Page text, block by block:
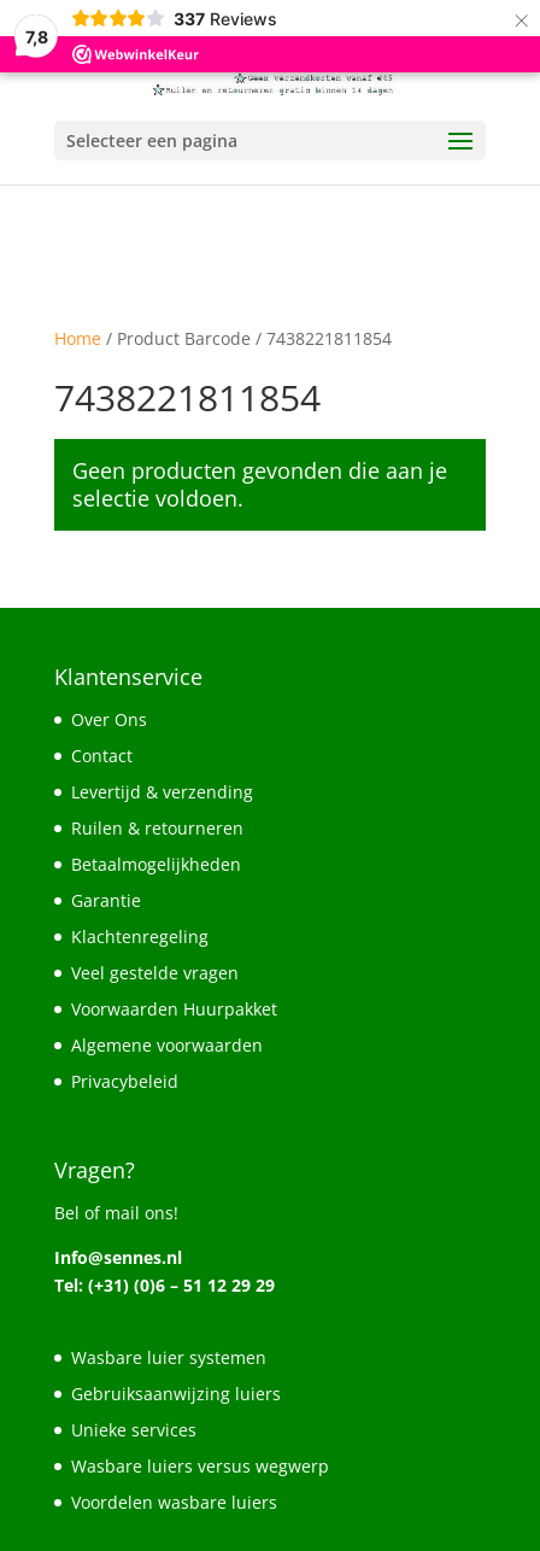
7,8
337 Reviews ×
Selecteer een pagina
Home/ Product Barcode / 7438221811854
7438221811854
Geen producten gevonden die aan je
selectie voldoen.
Klantenservice
Over Ons
Contact
Levertijd & verzending
Ruilen & retourneren
Betaalmogelijkheden
Garantie
Klachtenregeling
Veel gestelde vragen
Voorwaarden Huurpakket
Algemene voorwaarden
Privacybeleid
Vragen?
Bel of mail ons!
Info@sennes.nl
Tel: (+31) (0)6 – 51 12 29 29
Wasbare luier systemen
Gebruiksaanwijzing luiers
Unieke services
Wasbare luiers versus wegwerp
Voordelen wasbare luiers